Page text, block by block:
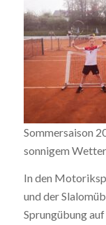
Sommersaison
sonnigem
In den
und der
Sprungübung